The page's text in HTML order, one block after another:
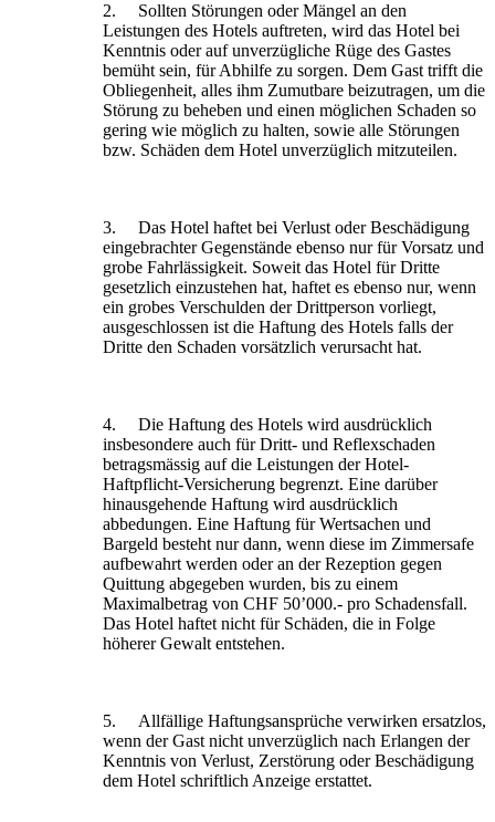
2. Sollten Störungen oder Mängel an den
Leistungen des Hotels auftreten, wird das Hotel bei
Kenntnis oder auf unverzügliche Rüge des Gastes
bemüht sein, für Abhilfe zu sorgen. Dem Gast trifft die
Obliegenheit, alles ihm Zumutbare beizutragen, um die
Störung zu beheben und einen möglichen Schaden so
gering wie möglich zu halten, sowie alle Störungen
bzw. Schäden dem Hotel unverzüglich mitzuteilen.
3. Das Hotel haftet bei Verlust oder Beschädigung
eingebrachter Gegenstände ebenso nur für Vorsatz und
grobe Fahrlässigkeit. Soweit das Hotel für Dritte
gesetzlich einzustehen hat, haftet es ebenso nur, wenn
ein grobes Verschulden der Drittperson vorliegt,
ausgeschlossen ist die Haftung des Hotels falls der
Dritte den Schaden vorsätzlich verursacht hat.
4. Die Haftung des Hotels wird ausdrücklich
insbesondere auch für Dritt- und Reflexschaden
betragsmässig auf die Leistungen der Hotel-
Haftpflicht-Versicherung begrenzt. Eine darüber
hinausgehende Haftung wird ausdrücklich
abbedungen. Eine Haftung für Wertsachen und
Bargeld besteht nur dann, wenn diese im Zimmersafe
aufbewahrt werden oder an der Rezeption gegen
Quittung abgegeben wurden, bis zu einem
Maximalbetrag von CHF 50’000.- pro Schadensfall.
Das Hotel haftet nicht für Schäden, die in Folge
höherer Gewalt entstehen.
5. Allfällige Haftungsansprüche verwirken ersatzlos,
wenn der Gast nicht unverzüglich nach Erlangen der
Kenntnis von Verlust, Zerstörung oder Beschädigung
dem Hotel schriftlich Anzeige erstattet.